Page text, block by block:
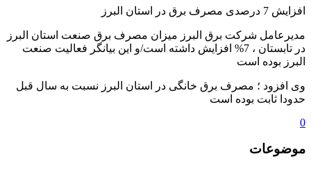
افزایش 7 درصدی مصرف برق در استان البرز
مدیرعامل شرکت برق البرز میزان مصرف برق صنعت استان البرز
در تابستان ، 7% افزایش داشته است/و این بیانگر فعالیت صنعت
البرز بوده است
وی افزود ؛ مصرف برق خانگی در استان البرز نسبت به سال قبل
حدودا ثابت بوده است
0
موضوعات